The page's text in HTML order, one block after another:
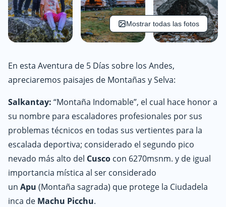
Mostrar todas las fotos
En esta Aventura de 5 Días sobre los Andes,
apreciaremos paisajes de Montañas y Selva:
Salkantay: “Montaña Indomable”, el cual hace honor a
su nombre para escaladores profesionales por sus
problemas técnicos en todas sus vertientes para la
escalada deportiva; considerado el segundo pico
nevado más alto del Cusco con 6270msnm. y de igual
importancia mística al ser considerado
un Apu (Montaña sagrada) que protege la Ciudadela
inca de Machu Picchu.